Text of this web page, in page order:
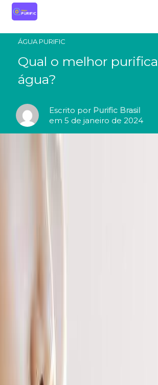
ÁGUA PURIFIC
Qual o melhor
água?
Escrito por Purific Brasil
em 5 de janeiro de 2024